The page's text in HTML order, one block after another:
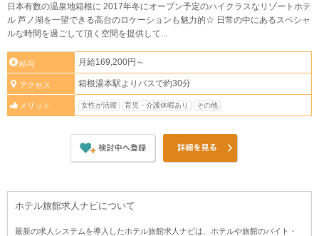
日本有数の温泉地箱根に 2017年冬にオープン予定のハイクラスなリゾートホテ
ル 芦ノ湖を一望できる高台のロケーションも魅力的☆ 日常の中にあるスペシャ
ルな時間を過ごして頂く空間を提供して...
給与 月給169,200円～
アクセス 箱根湯本駅よりバスで約30分
メリット 女性が活躍 育児・介護休暇あり その他
ホテル旅館求人ナビについて
最新の求人システムを導入したホテル旅館求人ナビは、ホテルや旅館のバイト・